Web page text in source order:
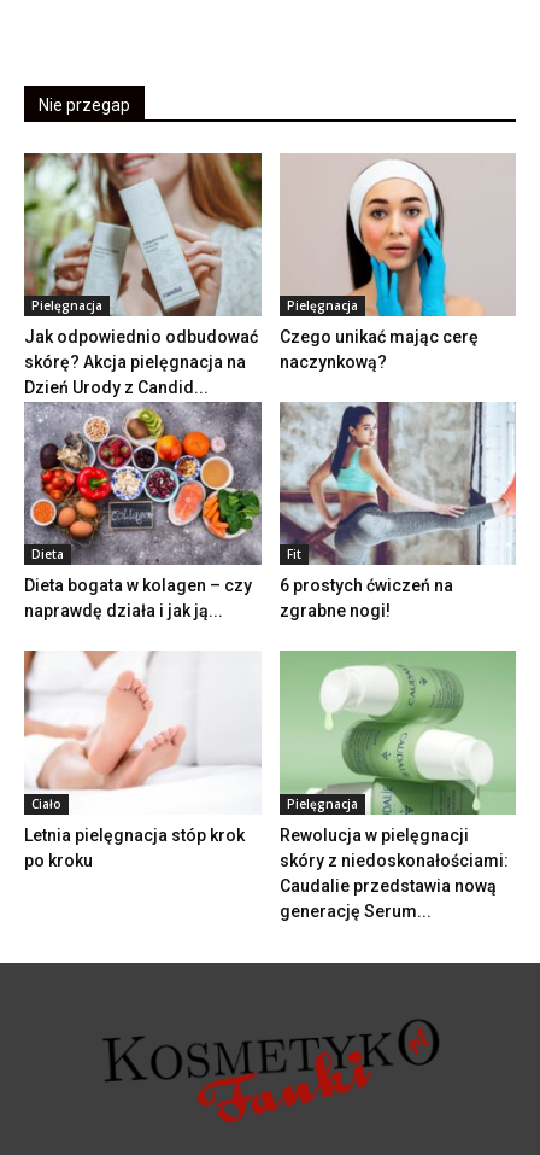
Nie przegap
Pielęgnacja
Jak odpowiednio odbudować
skórę? Akcja pielęgnacja na
Dzień Urody z Candid...
Pielęgnacja
Czego unikać mając cerę
naczynkową?
Dieta
Dieta bogata w kolagen – czy
naprawdę działa i jak ją...
Fit
6 prostych ćwiczeń na
zgrabne nogi!
Ciało
Letnia pielęgnacja stóp krok
po kroku
Pielęgnacja
Rewolucja w pielęgnacji
skóry z niedoskonałościami:
Caudalie przedstawia nową
generację Serum...